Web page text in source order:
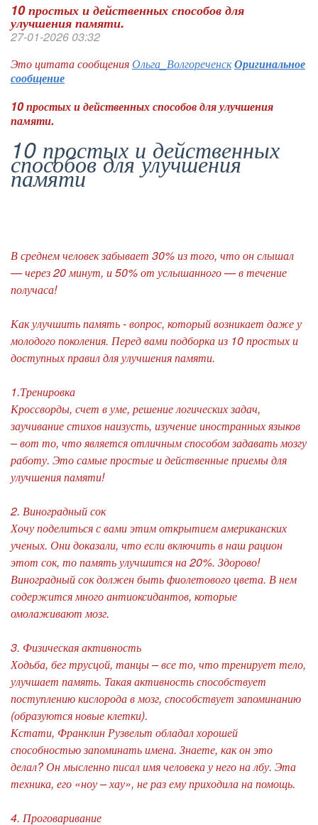
10 простых и действенных способов для
улучшения памяти.
27-01-2026 03:32
Это цитата сообщенияОльга_ВолгореченскОригинальное
сообщение
10 простых и действенных способов для улучшения
памяти.
10 простых и действенных
способов для улучшения
памяти
В среднем человек забывает 30% из того, что он слышал
— через 20 минут, и 50% от услышанного — в течение
получаса!
Как улучшить память - вопрос, который возникает даже у
молодого поколения. Перед вами подборка из 10 простых и
доступных правил для улучшения памяти.
1.Тренировка
Кроссворды, счет в уме, решение логических задач,
заучивание стихов наизусть, изучение иностранных языков
– вот то, что является отличным способом задавать мозгу
работу. Это самые простые и действенные приемы для
улучшения памяти!
2. Виноградный сок
Хочу поделиться с вами этим открытием американских
ученых. Они доказали, что если включить в наш рацион
этот сок, то память улучшится на 20%. Здорово!
Виноградный сок должен быть фиолетового цвета. В нем
содержится много антиоксидантов, которые
омолаживают мозг.
3. Физическая активность
Ходьба, бег трусцой, танцы – все то, что тренирует тело,
улучшает память. Такая активность способствует
поступлению кислорода в мозг, способствует запоминанию
(образуются новые клетки).
Кстати, Франклин Рузвельт обладал хорошей
способностью запоминать имена. Знаете, как он это
делал? Он мысленно писал имя человека у него на лбу. Эта
техника, его «ноу – хау», не раз ему приходила на помощь.
4. Проговаривание